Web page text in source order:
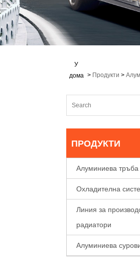
У
дома > Продукти >
ПРОДУКТИ
Алуминиева тръба
Охладителна
Линия за
радиатори
Алуминиева